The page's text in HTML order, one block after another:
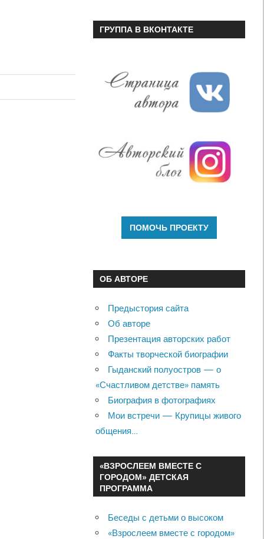
ГРУППА В ВКОНТАКТЕ
ОБ АВТОРЕ
Предыстория сайта
Об авторе
Презентация авторских работ
Факты творческой биографии
Гыданский полуостров — о
«Счастливом детстве» память
Биография в фотографиях
Мои встречи — Крупицы живого
общения…
«ВЗРОСЛЕЕМ ВМЕСТЕ С
ГОРОДОМ» ДЕТСКАЯ
ПРОГРАММА
Беседы с детьми о высоком
«Взрослеем вместе с городом»